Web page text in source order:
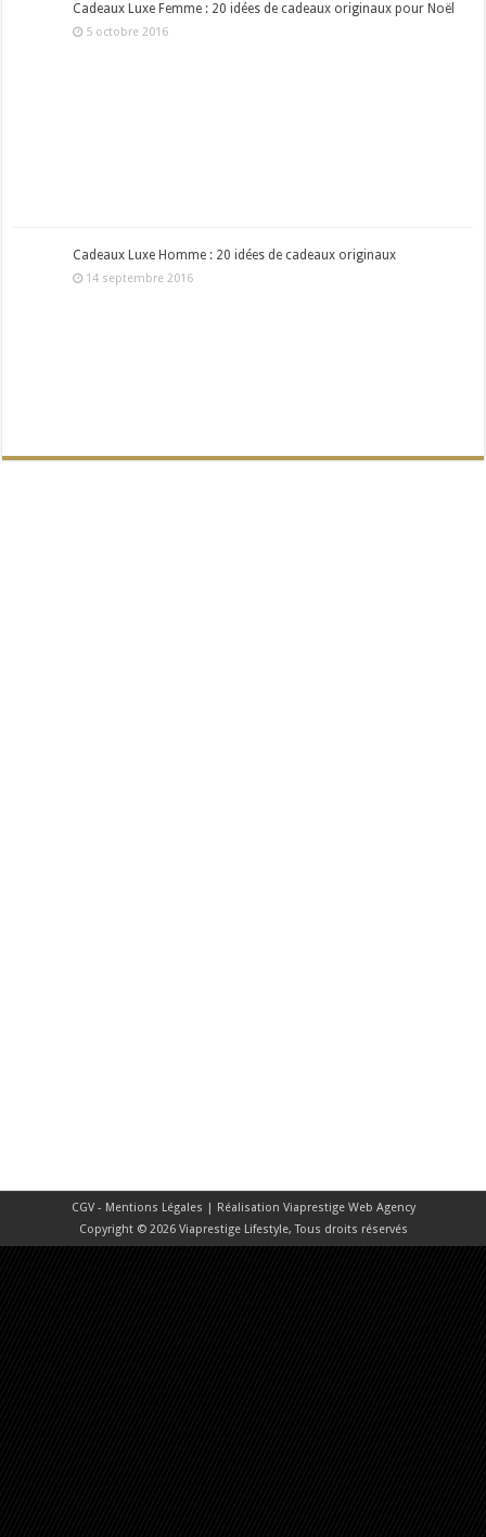
Cadeaux Luxe Femme : 20 idées de cadeaux originaux pour Noël
5 octobre 2016
Cadeaux Luxe Homme : 20 idées de cadeaux originaux
14 septembre 2016
CGV - Mentions Légales | Réalisation Viaprestige Web Agency
Copyright © 2026 Viaprestige Lifestyle, Tous droits réservés